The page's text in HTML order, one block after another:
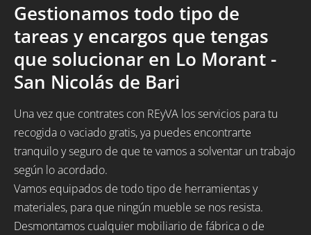
Gestionamos todo tipo de
tareas y encargos que tengas
que solucionar en Lo Morant -
San Nicolás de Bari
Una vez que contrates con REyVA los servicios para tu
recogida o vaciado gratis, ya puedes encontrarte
tranquilo y seguro de que te vamos a solventar un trabajo
según lo acordado.
Vamos equipados de todo tipo de herramientas y
materiales, para que ningún mueble se nos resista.
Desmontamos cualquier mobiliario de fábrica o de